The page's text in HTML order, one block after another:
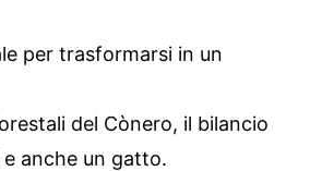
per trasformarsi in un
del Cònero, il bilancio
anche un gatto.